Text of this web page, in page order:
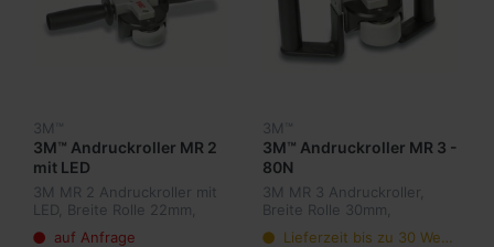
3M™
3M™ Andruckroller MR 2
mit LED
3M MR 2 Andruckroller mit
LED, Breite Rolle 22mm,
auf Anfrage
3M™
3M™ Andruckroller MR 3 -
80N
3M MR 3 Andruckroller,
Breite Rolle 30mm,
Lieferzeit bis zu 30 Werktage